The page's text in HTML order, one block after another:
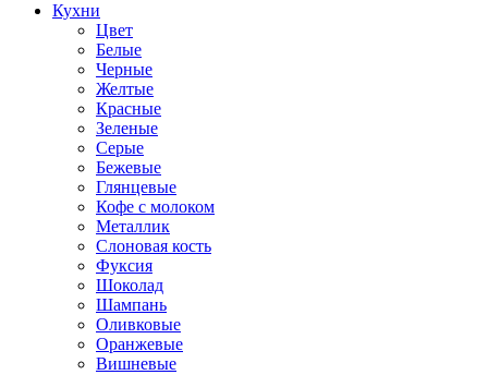
Кухни
Цвет
Белые
Черные
Желтые
Красные
Зеленые
Серые
Бежевые
Глянцевые
Кофе с молоком
Металлик
Слоновая кость
Фуксия
Шоколад
Шампань
Оливковые
Оранжевые
Вишневые